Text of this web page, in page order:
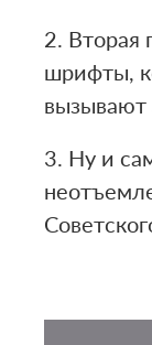
2. Вторая
шрифты,
вызывают
3. Ну и